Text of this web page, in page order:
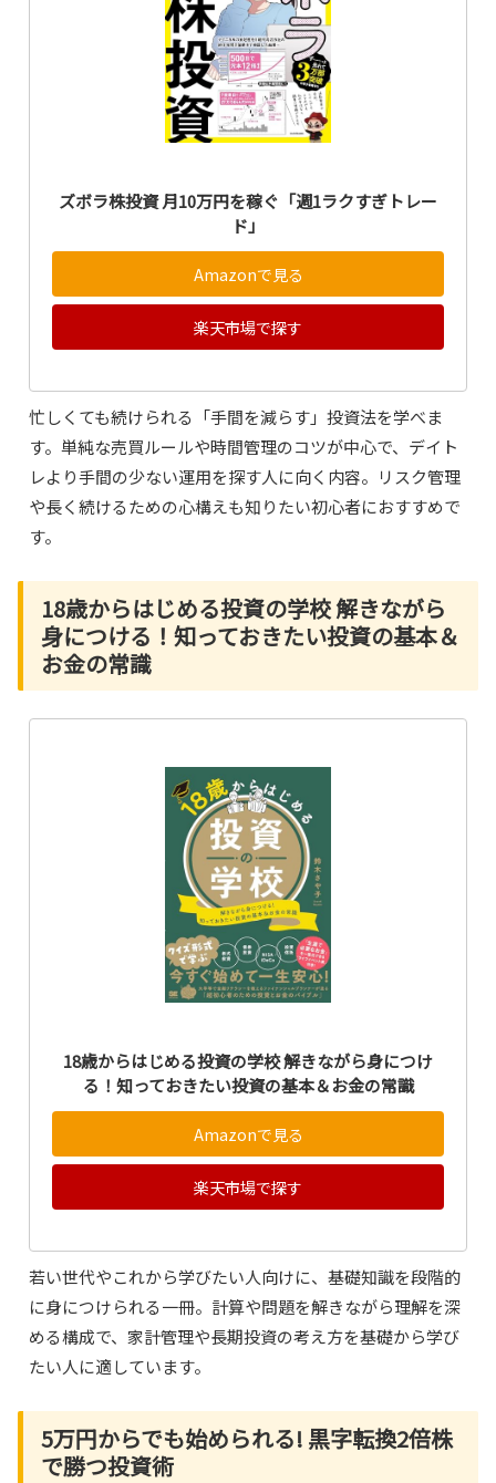
ズボラ株投資 月10万円を稼ぐ「週1ラクすぎトレー
ド」
Amazonで見る
楽天市場で探す
忙しくても続けられる「手間を減らす」投資法を学べま
す。単純な売買ルールや時間管理のコツが中心で、デイト
レより手間の少ない運用を探す人に向く内容。リスク管理
や長く続けるための心構えも知りたい初心者におすすめで
す。
18歳からはじめる投資の学校 解きながら
身につける！知っておきたい投資の基本＆
お金の常識
18歳からはじめる投資の学校 解きながら身につけ
る！知っておきたい投資の基本＆お金の常識
Amazonで見る
楽天市場で探す
若い世代やこれから学びたい人向けに、基礎知識を段階的
に身につけられる一冊。計算や問題を解きながら理解を深
める構成で、家計管理や長期投資の考え方を基礎から学び
たい人に適しています。
5万円からでも始められる! 黒字転換2倍株
で勝つ投資術